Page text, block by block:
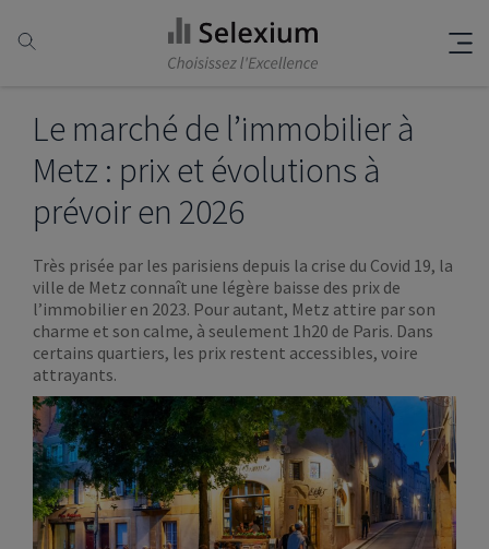
Le marché de l’immobilier à
Metz : prix et évolutions à
prévoir en 2026
Très prisée par les parisiens depuis la crise du Covid 19, la
ville de Metz connaît une légère baisse des prix de
l’immobilier en 2023. Pour autant, Metz attire par son
charme et son calme, à seulement 1h20 de Paris. Dans
certains quartiers, les prix restent accessibles, voire
attrayants.